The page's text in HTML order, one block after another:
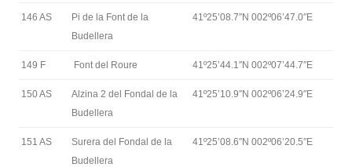
146 AS
Pi de la Font de la
Budellera
41º25’08.7″N 002º06’47.0″E
149 F Font del Roure 41º25’44.1″N 002º07’44.7″E
150 AS
Alzina 2 del Fondal de la
Budellera
41º25’10.9″N 002º06’24.9″E
151 AS
Surera del Fondal de la
Budellera
41º25’08.6″N 002º06’20.5″E